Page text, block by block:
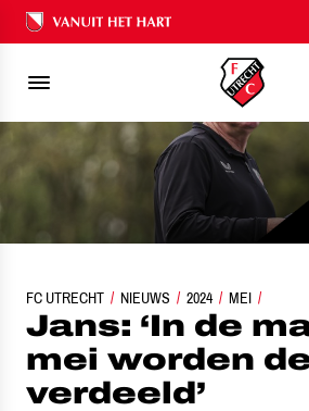
Ons nalatenschap
FC UTRECHT NIEUWS 2024 MEI
JANS: ‘IN DE MAAND MEI WORDEN DE
Jans: ‘In de
mei worden
verdeeld’